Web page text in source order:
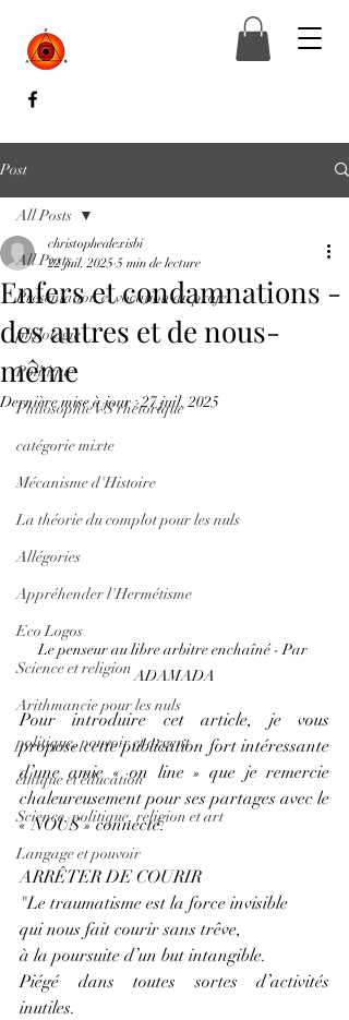
Post
All Posts
Présentation et vocation du projet
philologie
Politique
Philosophie VS rhétorique
catégorie mixte
Mécanisme d'Histoire
La théorie du complot pour les nuls
Allégories
Appréhender l'Hermétisme
Eco Logos
Science et religion
Arithmancie pour les nuls
politique, pouvoir et argent
éthique et éducation
Science, politique, religion et art
Langage et pouvoir
All Posts
Enfers et condamnations -
des autres et de nous-
même
christophealexisbi
22 juil. 2025 5 min de lecture
Dernière mise à jour :27 juil. 2025
Le penseur au libre arbitre enchaîné - Par
ADAMADA
Pour introduire cet article, je vous
propose cette publication fort intéressante
d’une amie « on line » que je remercie
chaleureusement pour ses partages avec le
« NOUS » connecté.
ARRÊTER DE COURIR
"Le traumatisme est la force invisible
qui nous fait courir sans trêve,
à la poursuite d’un but intangible.
Piégé dans toutes sortes d’activités
inutiles.